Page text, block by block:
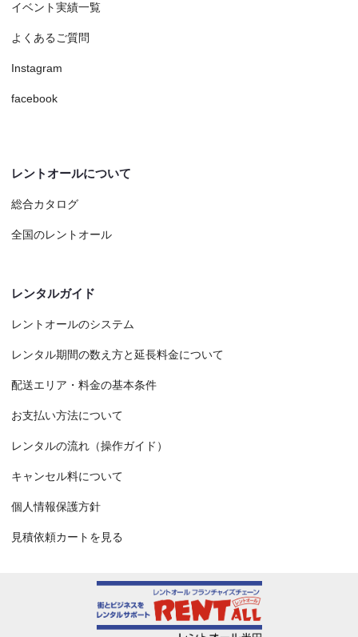
イベント実績一覧
よくあるご質問
Instagram
facebook
レントオールについて
総合カタログ
全国のレントオール
レンタルガイド
レントオールのシステム
レンタル期間の数え方と延長料金について
配送エリア・料金の基本条件
お支払い方法について
レンタルの流れ（操作ガイド）
キャンセル料について
個人情報保護方針
見積依頼カートを見る